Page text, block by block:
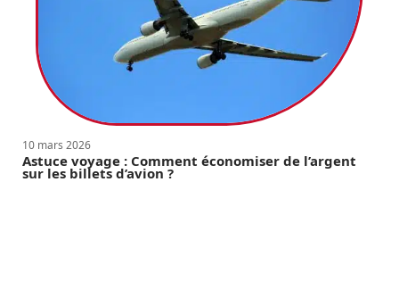
10 mars 2026
Astuce voyage : Comment économiser de l’argent
sur les billets d’avion ?